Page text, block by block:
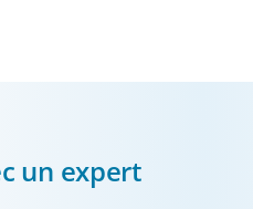
un expert